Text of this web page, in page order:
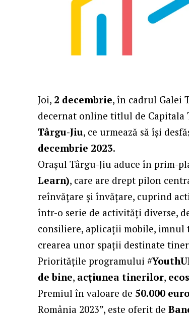
Joi, 2 decembrie, în cadrul Galei
decernat online titlul de
Târgu-Jiu, ce urmează să îşi
decembrie 2023.
Orașul Târgu-Jiu aduce în prim-
Learn), care are drept pilon
reînvățare și învățare, cuprind
într-o serie de activități diverse,
consiliere, aplicații mobile,
crearea unor spații destinate
Prioritățile programului #
de bine, acțiunea tinerilor,
Premiul în valoare de 50.000
România 2023”, este oferit de